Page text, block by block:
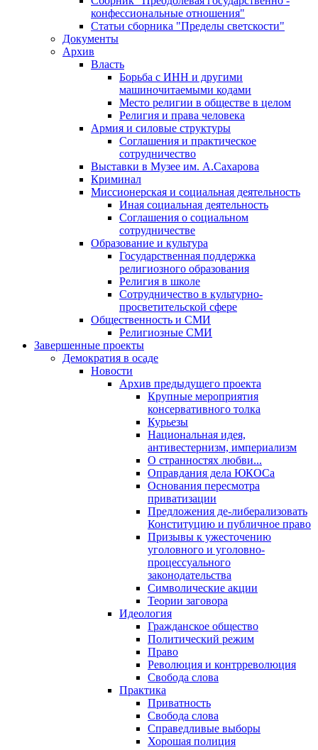
конфессиональные отношения"
Статьи сборника "Пределы светскости"
Документы
Архив
Власть
Борьба с ИНН и другими
машиночитаемыми кодами
Место религии в обществе в целом
Религия и права человека
Армия и силовые структуры
Соглашения и практическое
сотрудничество
Выставки в Музее им. А.Сахарова
Криминал
Миссионерская и социальная деятельность
Иная социальная деятельность
Соглашения о социальном
сотрудничестве
Образование и культура
Государственная поддержка
религиозного образования
Религия в школе
Сотрудничество в культурно-
просветительской сфере
Общественность и СМИ
Религиозные СМИ
Завершенные проекты
Демократия в осаде
Новости
Архив предыдущего проекта
Крупные мероприятия
консервативного толка
Курьезы
Национальная идея,
антивестернизм, империализм
О странностях любви...
Оправдания дела ЮКОСа
Основания пересмотра
приватизации
Предложения де-либерализовать
Конституцию и публичное право
Призывы к ужесточению
уголовного и уголовно-
процессуального
законодательства
Символические акции
Теории заговора
Идеология
Гражданское общество
Политический режим
Право
Революция и контрреволюция
Свобода слова
Практика
Приватность
Свобода слова
Справедливые выборы
Хорошая полиция